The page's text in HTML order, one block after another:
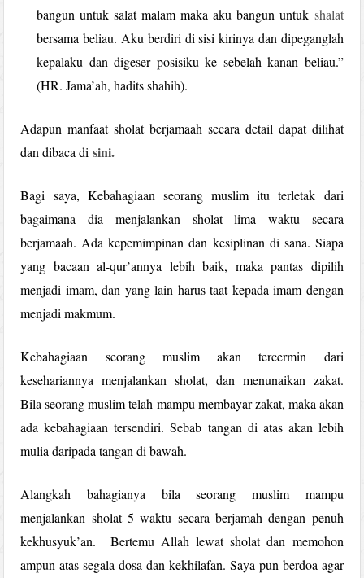
bangun untuk salat malam maka aku bangun untuk shalat
bersama beliau. Aku berdiri di sisi kirinya dan dipeganglah
kepalaku dan digeser posisiku ke sebelah kanan beliau.”
(HR. Jama’ah, hadits shahih).
Adapun manfaat sholat berjamaah secara detail dapat dilihat
dan dibaca disini.
Bagi saya, Kebahagiaan seorang muslim itu terletak dari
bagaimana dia menjalankan sholat lima waktu secara
berjamaah. Ada kepemimpinan dan kesiplinan di sana. Siapa
yang bacaan al-qur’annya lebih baik, maka pantas dipilih
menjadi imam, dan yang lain harus taat kepada imam dengan
menjadi makmum.
Kebahagiaan seorang muslim akan tercermin dari
kesehariannya menjalankan sholat, dan menunaikan zakat.
Bila seorang muslim telah mampu membayar zakat, maka akan
ada kebahagiaan tersendiri. Sebab tangan di atas akan lebih
mulia daripada tangan di bawah.
Alangkah bahagianya bila seorang muslim mampu
menjalankan sholat 5 waktu secara berjamah dengan penuh
kekhusyuk’an. Bertemu Allah lewat sholat dan memohon
ampun atas segala dosa dan kekhilafan. Saya pun berdoa agar